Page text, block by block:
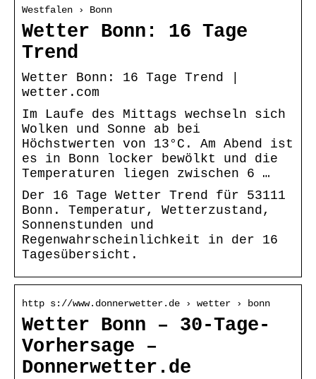
Westfalen › Bonn
Wetter Bonn: 16 Tage
Trend
Wetter Bonn: 16 Tage Trend |
wetter.com
Im Laufe des Mittags wechseln sich
Wolken und Sonne ab bei
Höchstwerten von 13°C. Am Abend ist
es in Bonn locker bewölkt und die
Temperaturen liegen zwischen 6 …
Der 16 Tage Wetter Trend für 53111
Bonn. Temperatur, Wetterzustand,
Sonnenstunden und
Regenwahrscheinlichkeit in der 16
Tagesübersicht.
http s://www.donnerwetter.de › wetter › bonn
Wetter Bonn – 30-Tage-
Vorhersage –
Donnerwetter.de